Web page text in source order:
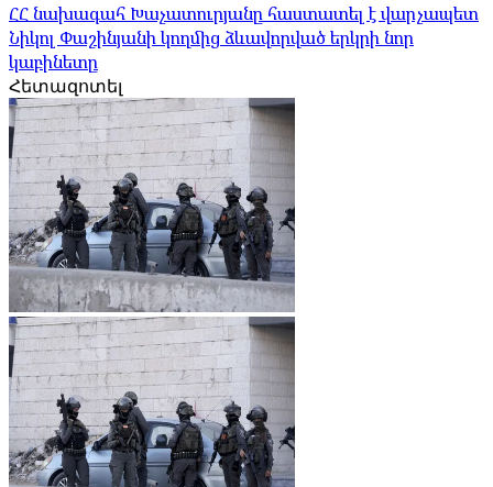
ՀՀ նախագահ Խաչատուրյանը հաստատել է վարչապետ
Նիկոլ Փաշինյանի կողմից ձևավորված երկրի նոր
կաբինետը
Հետազոտել